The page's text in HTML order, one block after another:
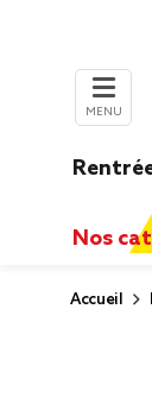
MENU
Nos
Accueil